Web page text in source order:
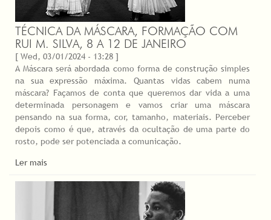
TÉCNICA DA MÁSCARA, FORMAÇÃO COM
RUI M. SILVA, 8 A 12 DE JANEIRO
[ Wed, 03/01/2024 - 13:28 ]
A Máscara será abordada como forma de construção simples
na sua expressão máxima. Quantas vidas cabem numa
máscara? Façamos de conta que queremos dar vida a uma
determinada personagem e vamos criar uma máscara
pensando na sua forma, cor, tamanho, materiais. Perceber
depois como é que, através da ocultação de uma parte do
rosto, pode ser potenciada a comunicação.
Ler mais